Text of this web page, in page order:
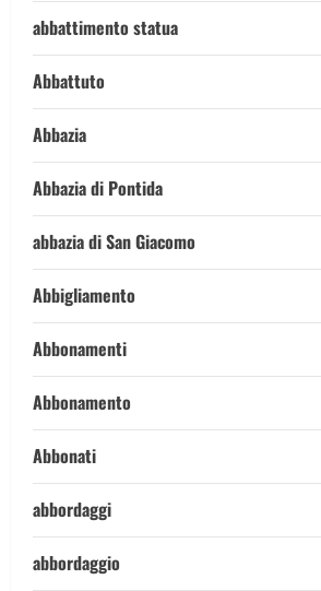
abbattimento statua
Abbattuto
Abbazia
Abbazia di Pontida
abbazia di San Giacomo
Abbigliamento
Abbonamenti
Abbonamento
Abbonati
abbordaggi
abbordaggio